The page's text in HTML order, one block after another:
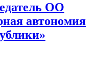
ОО
автономия